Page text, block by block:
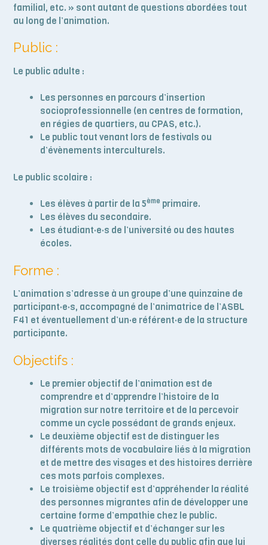
familial, etc. » sont autant de questions abordées tout
au long de l’animation.
Public :
Le public adulte :
Les personnes en parcours d’insertion
socioprofessionnelle (en centres de formation,
en régies de quartiers, au CPAS, etc.).
Le public tout venant lors de festivals ou
d’évènements interculturels.
Le public scolaire :
Les élèves à partir de la 5ème primaire.
Les élèves du secondaire.
Les étudiant·e·s de l’université ou des hautes
écoles.
Forme :
L’animation s’adresse à un groupe d’une quinzaine de
participant·e·s, accompagné de l’animatrice de l’ASBL
F41 et éventuellement d’un·e référent·e de la structure
participante.
Objectifs :
Le premier objectif de l’animation est de
comprendre et d’apprendre l’histoire de la
migration sur notre territoire et de la percevoir
comme un cycle possédant de grands enjeux.
Le deuxième objectif est de distinguer les
différents mots de vocabulaire liés à la migration
et de mettre des visages et des histoires derrière
ces mots parfois complexes.
Le troisième objectif est d’appréhender la réalité
des personnes migrantes afin de développer une
certaine forme d’empathie chez le public.
Le quatrième objectif et d’échanger sur les
diverses réalités dont celle du public afin que lui